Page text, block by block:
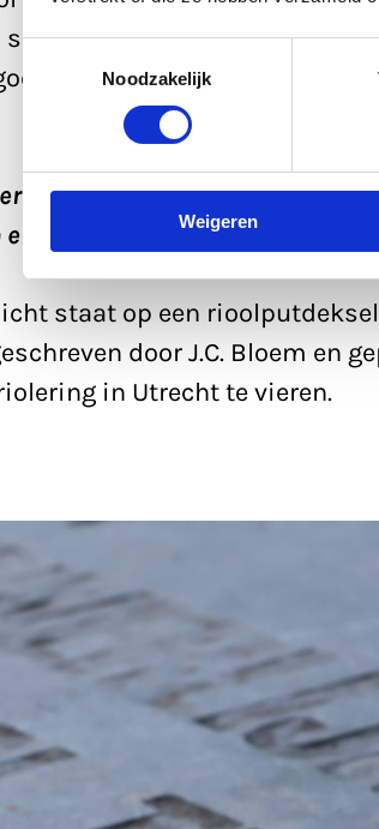
Noodzakelijk
Weigeren
spotten. Hint: het ligt op een
rond, speuren de daken en
stroomt nog door dezelfde
maakt het eendere geruisch
staat op een
door J.C. Bloem en
in Utrecht te vieren.